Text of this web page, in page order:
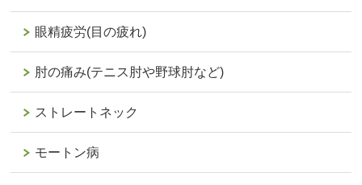
眼精疲労(目の疲れ)
肘の痛み(テニス肘や野球肘など)
ストレートネック
モートン病